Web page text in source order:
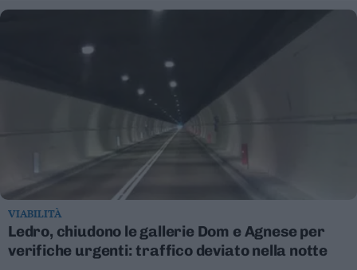
Dolomiti
VIABILITÀ
Ledro, chiudono le gallerie Dom e Agnese per
verifiche urgenti: traffico deviato nella notte